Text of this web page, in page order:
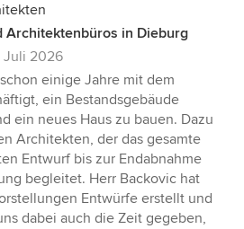
Architektenbüros in Dieburg
Juli 2026
einige Jahre mit dem
ein Bestandsgebäude
ein neues Haus zu bauen. Dazu
Architekten, der das gesamte
Entwurf bis zur Endabnahme
begleitet. Herr Backovic hat
Entwürfe erstellt und
dabei auch die Zeit gegeben,